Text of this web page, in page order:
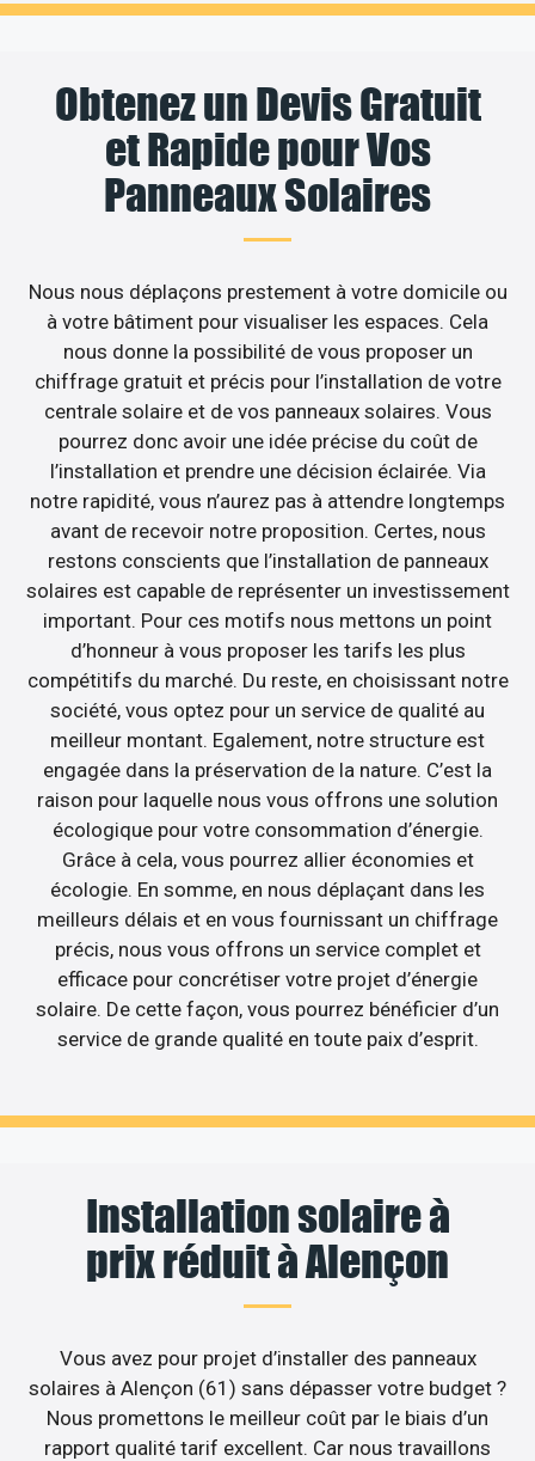
Obtenez un Devis Gratuit
et Rapide pour Vos
Panneaux Solaires
Nous nous déplaçons prestement à votre domicile ou
à votre bâtiment pour visualiser les espaces. Cela
nous donne la possibilité de vous proposer un
chiffrage gratuit et précis pour l’installation de votre
centrale solaire et de vos panneaux solaires. Vous
pourrez donc avoir une idée précise du coût de
l’installation et prendre une décision éclairée. Via
notre rapidité, vous n’aurez pas à attendre longtemps
avant de recevoir notre proposition. Certes, nous
restons conscients que l’installation de panneaux
solaires est capable de représenter un investissement
important. Pour ces motifs nous mettons un point
d’honneur à vous proposer les tarifs les plus
compétitifs du marché. Du reste, en choisissant notre
société, vous optez pour un service de qualité au
meilleur montant. Egalement, notre structure est
engagée dans la préservation de la nature. C’est la
raison pour laquelle nous vous offrons une solution
écologique pour votre consommation d’énergie.
Grâce à cela, vous pourrez allier économies et
écologie. En somme, en nous déplaçant dans les
meilleurs délais et en vous fournissant un chiffrage
précis, nous vous offrons un service complet et
efficace pour concrétiser votre projet d’énergie
solaire. De cette façon, vous pourrez bénéficier d’un
service de grande qualité en toute paix d’esprit.
Installation solaire à
prix réduit à Alençon
Vous avez pour projet d’installer des panneaux
solaires à Alençon (61) sans dépasser votre budget ?
Nous promettons le meilleur coût par le biais d’un
rapport qualité tarif excellent. Car nous travaillons